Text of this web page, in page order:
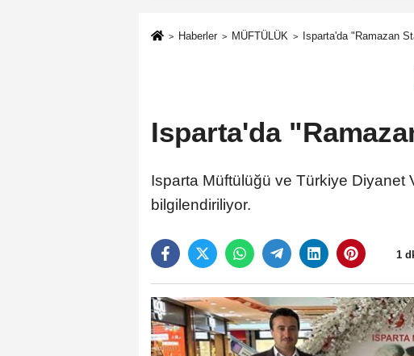
Haberler MÜFTÜLÜK Isparta'da "Ramazan
Isparta'da
Isparta Müftülüğü ve Türkiye Diyanet
bilgilendiriliyor.
1